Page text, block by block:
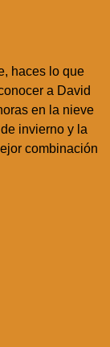
haces lo que
a David
en la nieve
invierno y la
combinación